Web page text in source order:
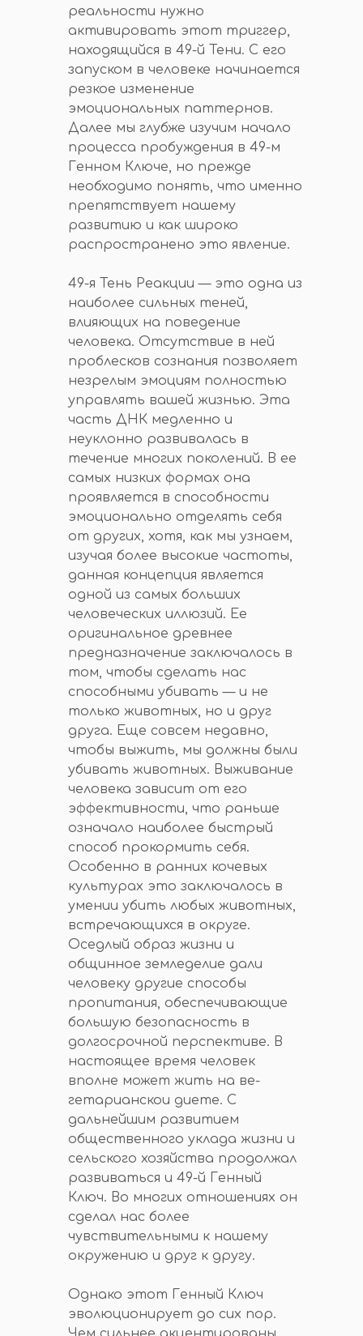
реальности нужно
активировать этот триггер,
находящийся в 49-й Тени. С его
запуском в человеке начинается
резкое изменение
эмоциональных паттернов.
Далее мы глубже изучим начало
процесса пробуждения в 49-м
Генном Ключе, но прежде
необходимо понять, что именно
препятствует нашему
развитию и как широко
распространено это явление.
49-я Тень Реакции — это одна из
наиболее сильных теней,
влияющих на поведение
человека. Отсутствие в ней
проблесков сознания позволяет
незрелым эмоциям полностью
управлять вашей жизнью. Эта
часть ДНК медленно и
неуклонно развивалась в
течение многих поколений. В ее
самых низких формах она
проявляется в способности
эмоционально отделять себя
от других, хотя, как мы узнаем,
изучая более высокие частоты,
данная концепция является
одной из самых больших
человеческих иллюзий. Ее
оригинальное древнее
предназначение заключалось в
том, чтобы сделать нас
способными убивать — и не
только животных, но и друг
друга. Еще совсем недавно,
чтобы выжить, мы должны были
убивать животных. Выживание
человека зависит от его
эффективности, что раньше
означало наиболее быстрый
способ прокормить себя.
Особенно в ранних кочевых
культурах это заключалось в
умении убить любых животных,
встречающихся в округе.
Оседлый образ жизни и
общинное земледелие дали
человеку другие способы
пропитания, обеспечивающие
большую безопасность в
долгосрочной перспективе. В
настоящее время человек
вполне может жить на ве-
гетарианскои диете. С
дальнейшим развитием
общественного уклада жизни и
сельского хозяйства продолжал
развиваться и 49-й Генный
Ключ. Во многих отношениях он
сделал нас более
чувствительными к нашему
окружению и друг к другу.
Однако этот Генный Ключ
эволюционирует до сих пор.